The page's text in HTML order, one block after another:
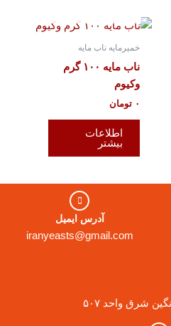
خمیرمایه ناب مایه
ناب مایه ۱۰۰ گرم
وکیوم
۰ تومان
اطلاعات
بیشتر
آدرس ایمیل
iranyeasts@gmail.com
شرق واحد ۵۰۷